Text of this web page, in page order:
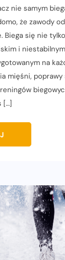
nie samym
że zawody
Biega się nie
i
na
mięśni,
[…]